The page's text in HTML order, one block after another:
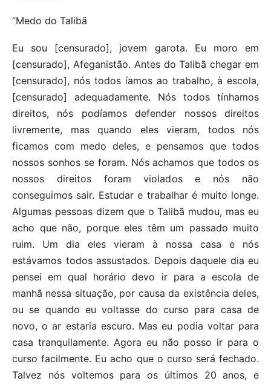
“Medo do Talibã
Eu sou [censurado], jovem garota. Eu moro em
[censurado], Afeganistão. Antes do Talibã chegar em
[censurado], nós todos íamos ao trabalho, à escola,
[censurado] adequadamente. Nós todos tínhamos
direitos, nós podíamos defender nossos direitos
livremente, mas quando eles vieram, todos nós
ficamos com medo deles, e pensamos que todos
nossos sonhos se foram. Nós achamos que todos os
nossos direitos foram violados e nós não
conseguimos sair. Estudar e trabalhar é muito longe.
Algumas pessoas dizem que o Talibã mudou, mas eu
acho que não, porque eles têm um passado muito
ruim. Um dia eles vieram à nossa casa e nós
estávamos todos assustados. Depois daquele dia eu
pensei em qual horário devo ir para a escola de
manhã nessa situação, por causa da existência deles,
ou se quando eu voltasse do curso para casa de
novo, o ar estaria escuro. Mas eu podia voltar para
casa tranquilamente. Agora eu não posso ir para o
curso facilmente. Eu acho que o curso será fechado.
Talvez nós voltemos para os últimos 20 anos, e